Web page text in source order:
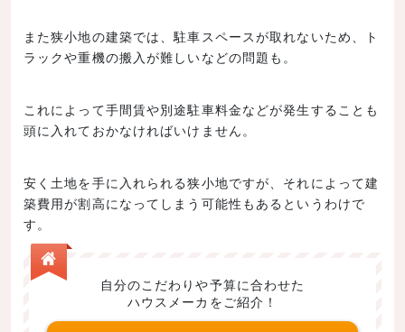
また狭小地の建築では、駐車スペースが取れないため、ト
ラックや重機の搬入が難しいなどの問題も。
これによって手間賃や別途駐車料金などが発生することも
頭に入れておかなければいけません。
安く土地を手に入れられる狭小地ですが、それによって建
築費用が割高になってしまう可能性もあるというわけで
す。
自分のこだわりや予算に合わせた
ハウスメーカをご紹介！